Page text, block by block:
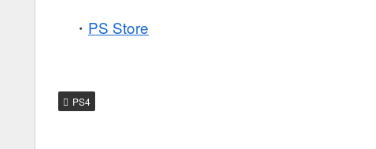
・ PS Store
PS4